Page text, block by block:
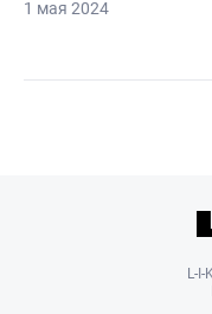
1 мая 2024
L-I-